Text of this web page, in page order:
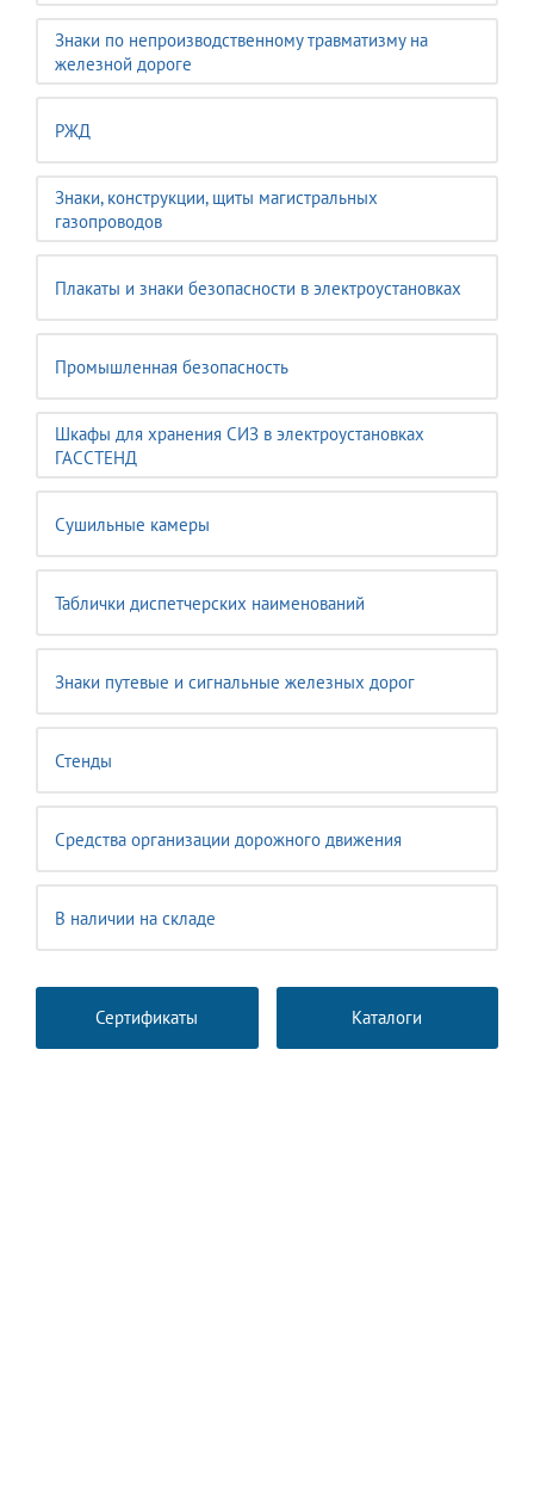
Знаки по непроизводственному травматизму на
железной дороге
РЖД
Знаки, конструкции, щиты магистральных
газопроводов
Плакаты и знаки безопасности в электроустановках
Промышленная безопасность
Шкафы для хранения СИЗ в электроустановках
ГАССТЕНД
Сушильные камеры
Таблички диспетчерских наименований
Знаки путевые и сигнальные железных дорог
Стенды
Средства организации дорожного движения
В наличии на складе
Сертификаты Каталоги